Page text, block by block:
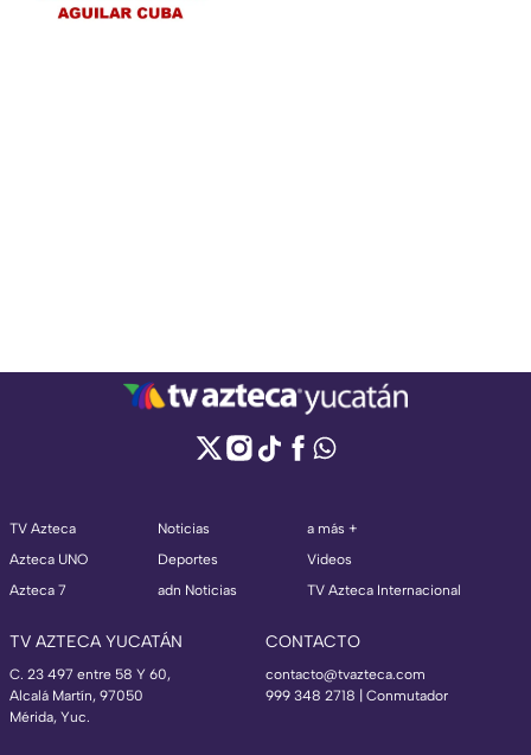
TV Azteca
Azteca UNO
Azteca 7
Noticias
Deportes
adn Noticias
a más +
Videos
TV Azteca Internacional
TV AZTECA YUCATÁN
C. 23 497 entre 58 Y 60,
Alcalá Martín, 97050
Mérida, Yuc.
CONTACTO
contacto@tvazteca.com
999 348 2718 | Conmutador